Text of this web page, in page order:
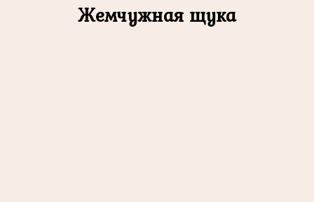
Жемчужная щука